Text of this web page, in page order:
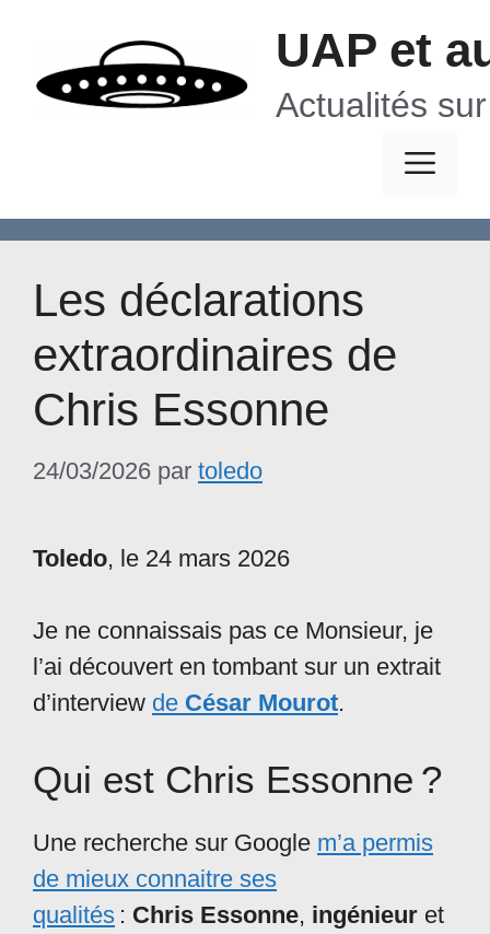
contenu
UAP et
Actualités
Les déclarations
extraordinaires de
Chris Essonne
24/03/2026 par toledo
Toledo, le 24 mars 2026
Je ne connaissais pas ce Monsieur, je
l’ai découvert en tombant sur un extrait
d’interview de César Mourot.
Qui est Chris Essonne ?
Une recherche sur Google m’a permis
de mieux connaitre ses
qualités : Chris Essonne, ingénieur et